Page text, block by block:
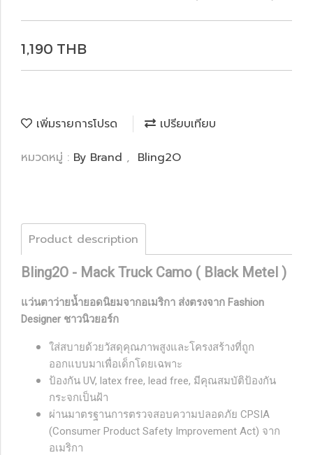
1,190 THB
เพิ่มรายการโปรด
เปรียบเทียบ
หมวดหมู่ : By Brand , Bling2O
Product description
Bling2O - Mack Truck Camo ( Black Metel )
แว่นตาว่ายน้ำยอดนิยมจากอเมริกา ส่งตรงจาก Fashion
Designer ชาวนิวยอร์ก
ใส่สบายด้วยวัสดุคุณภาพสูงและโครงสร้างที่ถูก
ออกแบบมาเพื่อเด็กโดยเฉพาะ
ป้องกัน UV, latex free, lead free, มีคุณสมบัติป้องกัน
กระจกเป็นฝ้า
ผ่านมาตรฐานการตรวจสอบความปลอดภัย CPSIA
(Consumer Product Safety Improvement Act) จาก
อเมริกา